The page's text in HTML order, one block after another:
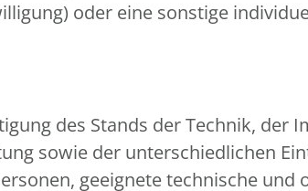
oder eine sonstige
des Stands der Technik,
sowie der unterschiedlichen
geeignete technische